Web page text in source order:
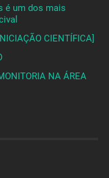
é um dos mais
CIENTÍFICA]
NA ÁREA